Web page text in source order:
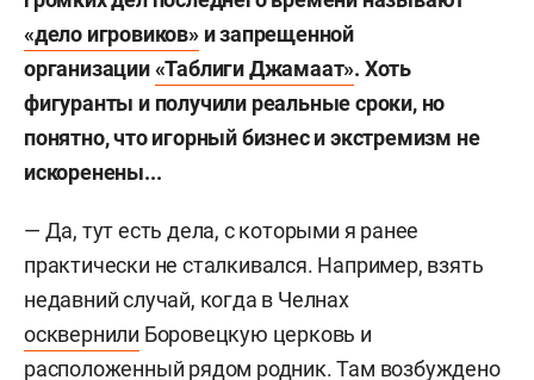
«дело игровиков»и запрещенной
организации«Таблиги Джамаат». Хоть
фигуранты и получили реальные сроки, но
понятно, что игорный бизнес и экстремизм не
искоренены...
— Да, тут есть дела, с которыми я ранее
практически не сталкивался. Например, взять
недавний случай, когда в Челнах
осквернили Боровецкую церковь и
расположенный рядом родник. Там возбуждено